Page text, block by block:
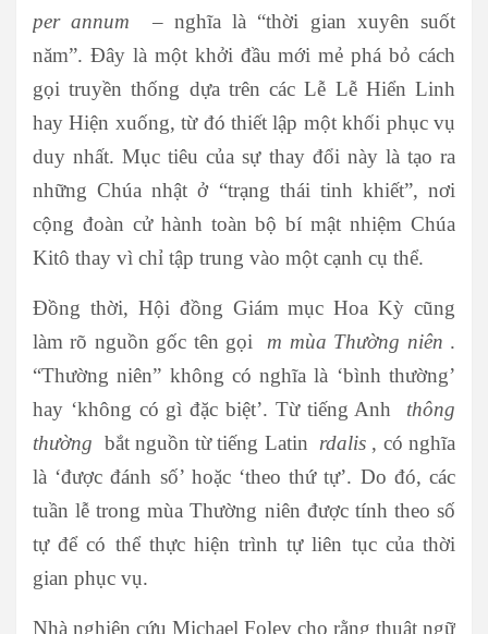
per annum
– nghĩa là “thời gian xuyên suốt
năm”. Đây là một khởi đầu mới mẻ phá bỏ cách
gọi truyền thống dựa trên các Lễ Lễ Hiển Linh
hay Hiện xuống, từ đó thiết lập một khối phục vụ
duy nhất. Mục tiêu của sự thay đổi này là tạo ra
những Chúa nhật ở “trạng thái tinh khiết”, nơi
cộng đoàn cử hành toàn bộ bí mật nhiệm Chúa
Kitô thay vì chỉ tập trung vào một cạnh cụ thể.
Đồng thời, Hội đồng Giám mục Hoa Kỳ cũng
làm rõ nguồn gốc tên gọi m mùa Thường niên .
“Thường niên” không có nghĩa là ‘bình thường’
hay ‘không có gì đặc biệt’. Từ tiếng Anh thông
thường bắt nguồn từ tiếng Latin rdalis , có nghĩa
là ‘được đánh số’ hoặc ‘theo thứ tự’. Do đó, các
tuần lễ trong mùa Thường niên được tính theo số
tự để có thể thực hiện trình tự liên tục của thời
gian phục vụ.
Nhà nghiên cứu Michael Foley cho rằng thuật ngữ